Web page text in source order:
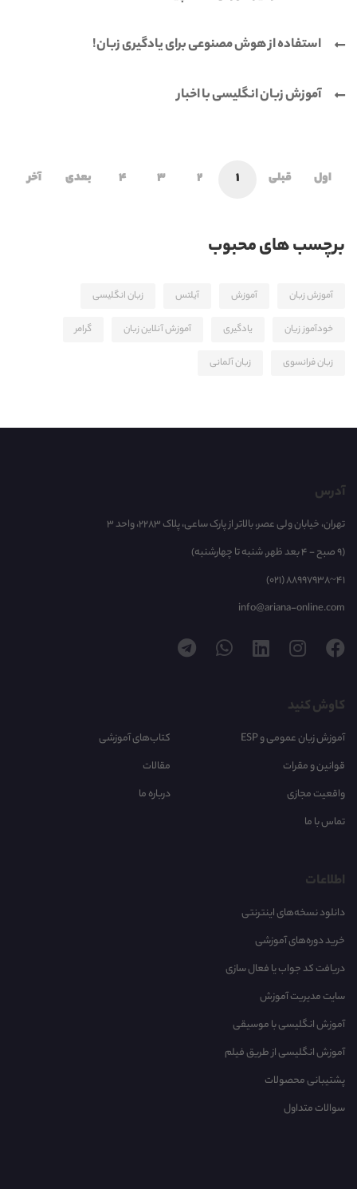
استفاده از هوش مصنوعی برای یادگیری زبان!
آموزش زبان انگلیسی با اخبار
اول قبلی 1
2
3
4 بعدی آخر
برچسب های محبوب
آموزش زبان آموزش آیلتس زبان انگلیسی
خودآموز زیان یادگیری آموزش آنلاین زبان گرامر
زبان فرانسوی زبان آلمانی
آدرس
تهران، خیابان ولی عصر، بالاتر از پارک ساعی، پلاک 2283، واحد 3
(9 صبح - 4 بعد ظهر, شنبه تا چهارشنبه)
(021) 88997938~41
info@ariana-online.com
کاوش کنید
آموزش زبان عمومی و ESP
کتاب‌های آموزشی
قوانین و مقرات
مقالات
واقعیت مجازی
درباره ما
تماس با ما
اطلاعات
دانلود نسخه‌های اینترنتی
خرید دوره‌های آموزشی
دریافت کد جواب یا فعال سازی
سایت مدیریت آموزش
آموزش انگلیسی با موسیقی‌
آموزش انگلیسی از طریق فیلم
پشتیبانی محصولات
سوالات متداول